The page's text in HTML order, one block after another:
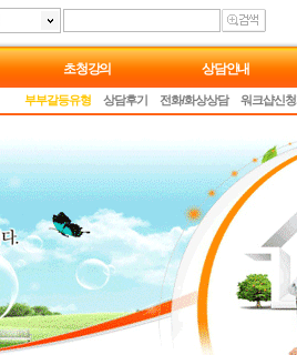
초청강의 상담안내
부부갈등유형 상담후기 전화/화상상담 워크샵신